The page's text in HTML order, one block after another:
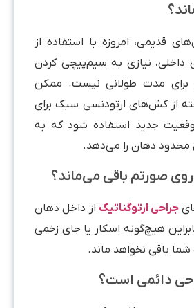
قدیمی، امروزه با استفاده از
داخلی، نیازی به سیم‌پیچی کردن
برای مدت طولانی نیست. ممکن
از کش‌های ارتودنسی سبک برای
جدید استفاده شود که به
محدود دهان را می‌دهد.
جراحی ارتوگناتیک از داخل دهان
هیچ‌گونه اسکار یا جای زخمی
باقی نخواهد ماند.